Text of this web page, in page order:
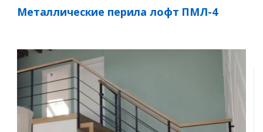
Металлические перила лофт ПМЛ-4